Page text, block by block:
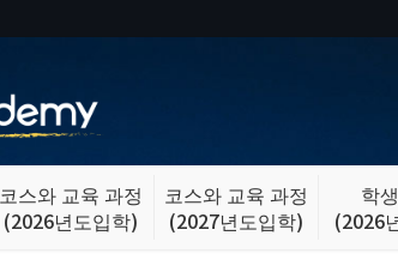
코스와 교육 과정
(2026년도입학)
코스와 교육 과정
(2027년도입학)
학
(2026